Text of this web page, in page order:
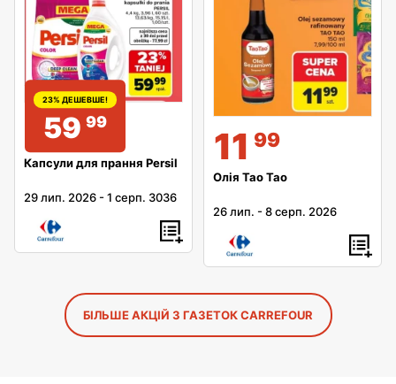
23% ДЕШЕВШЕ!
59 99
Капсули для прання Persil
29 лип. 2026 -1 серп. 3036
11 99
Олія Tao Tao
26 лип. -8 серп. 2026
БІЛЬШЕ АКЦІЙ З ГАЗЕТОК CARREFOUR